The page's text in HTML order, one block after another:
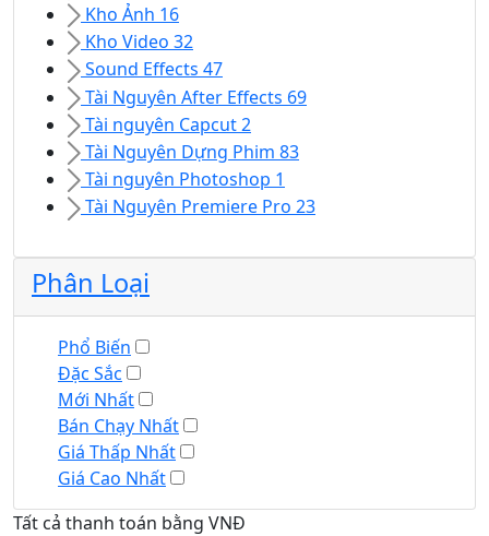
Kho Ảnh 16
Kho Video 32
Sound Effects 47
Tài Nguyên After Effects 69
Tài nguyên Capcut2
Tài Nguyên Dựng Phim 83
Tài nguyên Photoshop 1
Tài Nguyên Premiere Pro 23
Phân Loại
Phổ Biến
Đặc Sắc
Mới Nhất
Bán Chạy Nhất
Giá Thấp Nhất
Giá Cao Nhất
Tất cả thanh toán bằng VNĐ